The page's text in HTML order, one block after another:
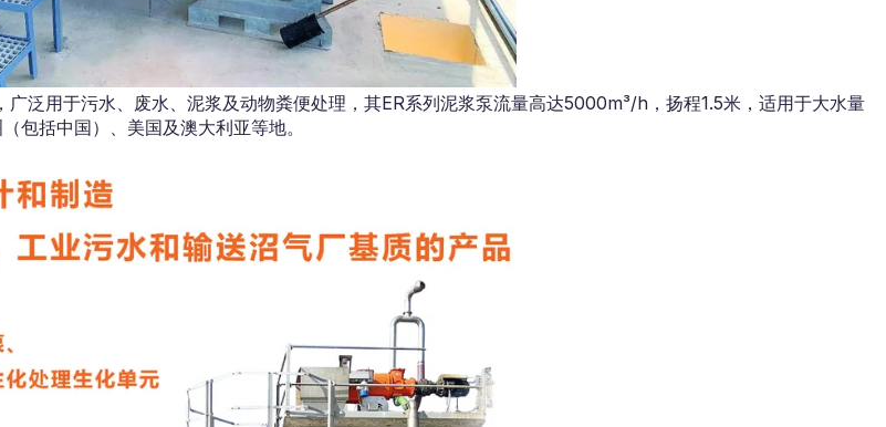
泛用于污水、废水、泥浆及动物粪便处理，其ER系列泥浆泵流量高达5000m³/h，扬程1.5米，适用于大水量
包括中国）、美国及澳大利亚等地。